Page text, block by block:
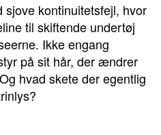
sjove kontinuitetsfejl, hvor
til skiftende undertøj
Ikke engang
på sit hår, der ændrer
hvad skete der egentlig